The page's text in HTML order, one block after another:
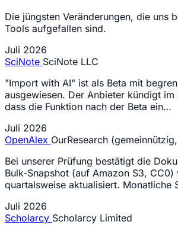
Die jüngsten Veränderungen, die uns
Tools aufgefallen sind.
Juli 2026
SciNote SciNote LLC
"Import with AI" ist als Beta mit
ausgewiesen. Der Anbieter kündigt im
dass die Funktion nach der Beta ein…
Juli 2026
OpenAlex OurResearch
Bei unserer Prüfung bestätigt die
Bulk-Snapshot (auf Amazon S3, CC0)
quartalsweise aktualisiert. Monatliche
Juli 2026
Scholarcy Scholarcy Limited